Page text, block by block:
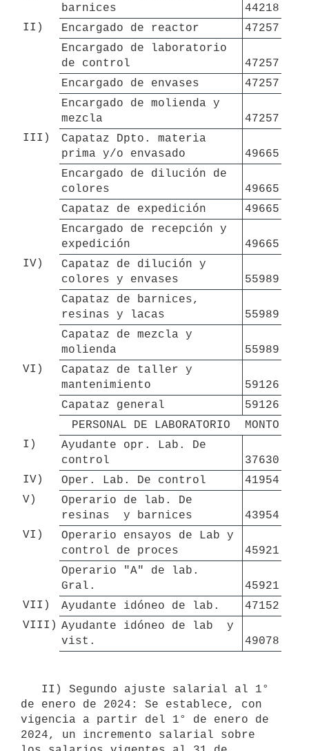
barnices
44218
II)
Encargado de reactor
47257
Encargado de laboratorio
de control
47257
Encargado de envases
47257
Encargado de molienda y
mezcla
47257
III)
Capataz Dpto. materia
prima y/o envasado
49665
Encargado de dilución de
colores
49665
Capataz de expedición
49665
Encargado de recepción y
expedición
49665
IV)
Capataz de dilución y
colores y envases
55989
Capataz de barnices,
resinas y lacas
55989
Capataz de mezcla y
molienda
55989
VI)
Capataz de taller y
mantenimiento
59126
Capataz general
59126
PERSONAL DE LABORATORIO
MONTO
I)
Ayudante opr. Lab. De
control
37630
IV)
Oper. Lab. De control
41954
V)
Operario de lab. De
resinas  y barnices
43954
VI)
Operario ensayos de Lab y
control de proces
45921
Operario "A" de lab.
Gral.
45921
VII)
Ayudante idóneo de lab.
47152
VIII) Ayudante idóneo de lab  y
vist.
49078
de enero de 2024: Se establece, con
vigencia a partir del 1° de enero de
2024, un incremento salarial sobre